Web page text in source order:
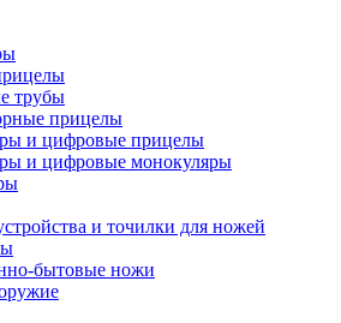
трубы
прицелы
и цифровые прицелы
и цифровые монокуляры
и точилки для ножей
бытовые ножи